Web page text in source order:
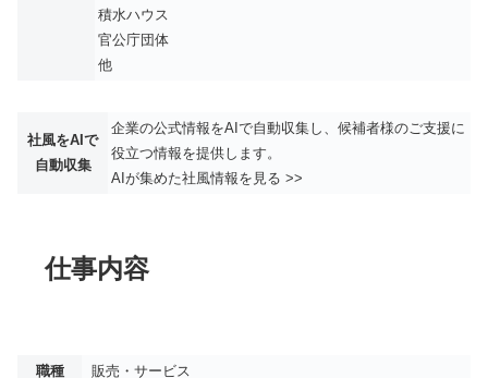
積水ハウス
官公庁団体
他
社風をAIで
自動収集
企業の公式情報をAIで自動収集し、候補者様のご支援に
役立つ情報を提供します。
AIが集めた社風情報を見る >>
仕事内容
職種 販売・サービス